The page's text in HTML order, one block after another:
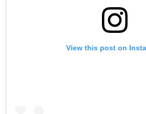
View this post on